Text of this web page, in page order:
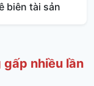
biên tài sản
nhiều lần